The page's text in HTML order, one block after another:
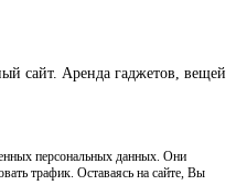
сайт. Аренда гаджетов, вещей
персональных данных. Они
трафик. Оставаясь на сайте, Вы